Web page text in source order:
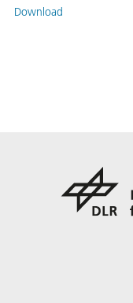
Download